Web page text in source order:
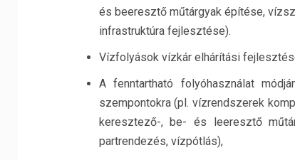
és beeresztő műtárgyak építése,
infrastruktúra fejlesztése).
Vízfolyások vízkár elhárítási
A fenntartható folyóhasználat
szempontokra (pl. vízrendszerek
keresztező-, be- és leeresztő
partrendezés, vízpótlás),